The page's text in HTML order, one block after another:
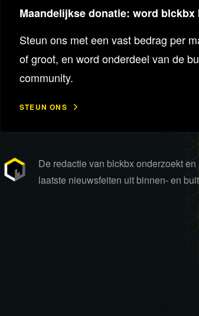
Maandelijkse donatie: word blckbx
Steun ons met een vast bedrag per
of groot, en word onderdeel van de
community.
STEUN ONS
De redactie van blckbx onderzoekt
laatste nieuwsfeiten uit binnen- en